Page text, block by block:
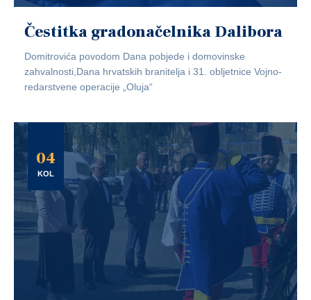
Čestitka gradonačelnika Dalibora
Domitrovića povodom Dana pobjede i domovinske
zahvalnosti,Dana hrvatskih branitelja i 31. obljetnice Vojno-
redarstvene operacije „Oluja“
04
KOL